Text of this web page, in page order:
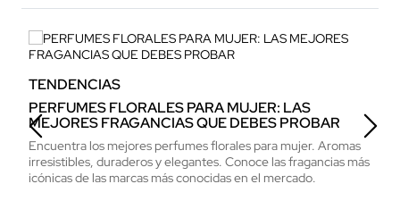
TENDENCIAS
PERFUMES FLORALES PARA MUJER: LAS
MEJORES FRAGANCIAS QUE DEBES PROBAR
Encuentra los mejores perfumes florales para mujer. Aromas
irresistibles, duraderos y elegantes. Conoce las fragancias más
icónicas de las marcas más conocidas en el mercado.